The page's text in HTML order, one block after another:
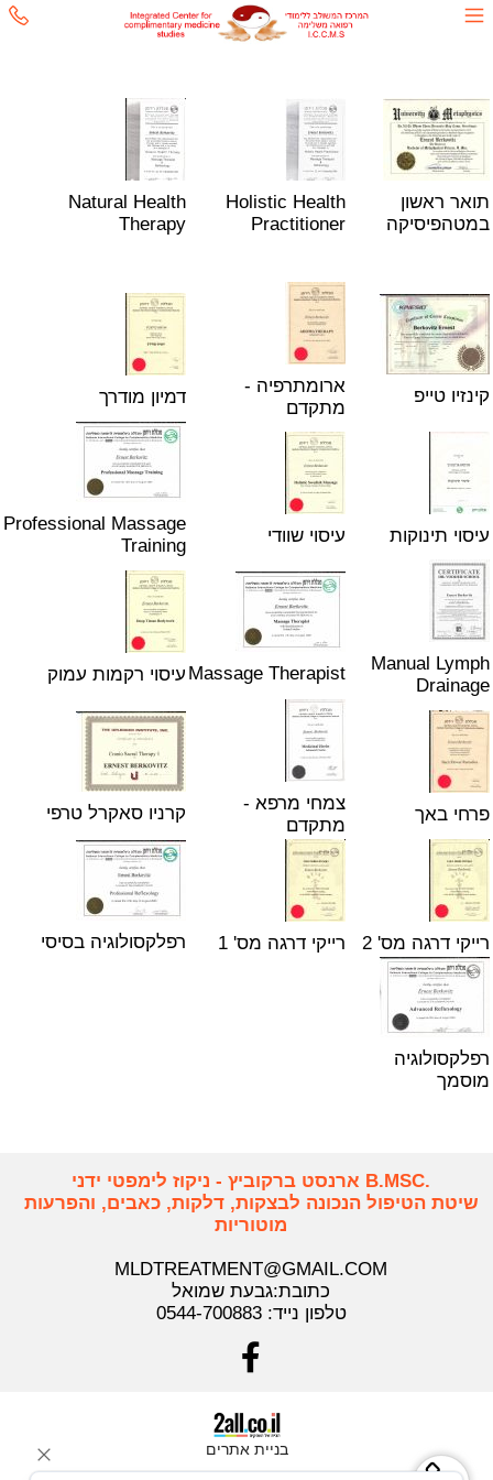
תואר ראשון
במטהפיסיקה
Holistic Health
Practitioner
Natural Health
Therapy
קינזיו טייפ
ארומתרפיה -
מתקדם
דמיון מודרך
עיסוי תינוקות עיסוי שוודי
Professional Massage
Training
Manual Lymph
Drainage
Massage Therapist עיסוי רקמות עמוק
פרחי באך
צמחי מרפא -
מתקדם
קרניו סאקרל טרפי
רייקי דרגה מס' 2 רייקי דרגה מס' 1 רפלקסולוגיה בסיסי
רפלקסולוגיה
מוסמך
.B.MSC ארנסט ברקוביץ - ניקוז לימפטי ידני
שיטת הטיפול הנכונה לבצקות, דלקות, כאבים, והפרעות
מוטוריות
MLDTREATMENT@GMAIL.COM
כתובת:גבעת שמואל
טלפון נייד:0544-700883
בניית אתרים